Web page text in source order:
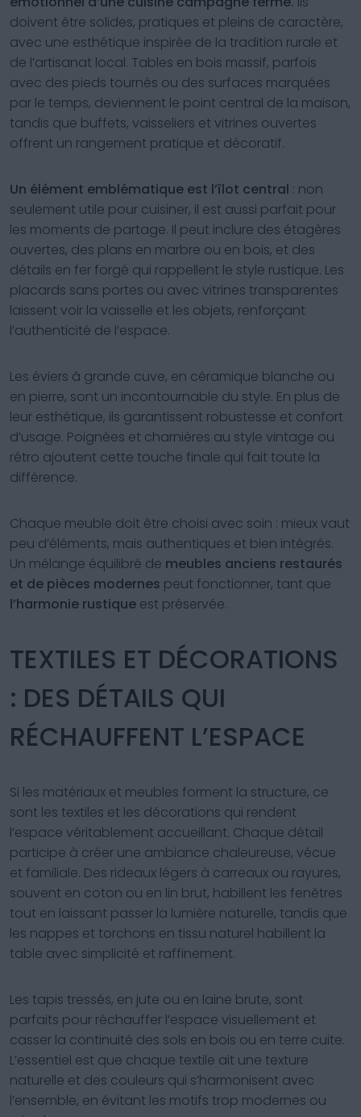
doivent être solides, pratiques et pleins de caractère,
avec une esthétique inspirée de la tradition rurale et
de l’artisanat local. Tables en bois massif, parfois
avec des pieds tournés ou des surfaces marquées
par le temps, deviennent le point central de la maison,
tandis que buffets, vaisseliers et vitrines ouvertes
offrent un rangement pratique et décoratif.
Un élément emblématique est l’îlot central : non
seulement utile pour cuisiner, il est aussi parfait pour
les moments de partage. Il peut inclure des étagères
ouvertes, des plans en marbre ou en bois, et des
détails en fer forgé qui rappellent le style rustique. Les
placards sans portes ou avec vitrines transparentes
laissent voir la vaisselle et les objets, renforçant
l’authenticité de l’espace.
Les éviers à grande cuve, en céramique blanche ou
en pierre, sont un incontournable du style. En plus de
leur esthétique, ils garantissent robustesse et confort
d’usage. Poignées et charnières au style vintage ou
rétro ajoutent cette touche finale qui fait toute la
différence.
Chaque meuble doit être choisi avec soin : mieux vaut
peu d’éléments, mais authentiques et bien intégrés.
Un mélange équilibré de meubles anciens restaurés
et de pièces modernes peut fonctionner, tant que
l’harmonie rustique est préservée.
TEXTILES ET DÉCORATIONS
: DES DÉTAILS QUI
RÉCHAUFFENT L’ESPACE
Si les matériaux et meubles forment la structure, ce
sont les textiles et les décorations qui rendent
l’espace véritablement accueillant. Chaque détail
participe à créer une ambiance chaleureuse, vécue
et familiale. Des rideaux légers à carreaux ou rayures,
souvent en coton ou en lin brut, habillent les fenêtres
tout en laissant passer la lumière naturelle, tandis que
les nappes et torchons en tissu naturel habillent la
table avec simplicité et raffinement.
Les tapis tressés, en jute ou en laine brute, sont
parfaits pour réchauffer l’espace visuellement et
casser la continuité des sols en bois ou en terre cuite.
L’essentiel est que chaque textile ait une texture
naturelle et des couleurs qui s’harmonisent avec
l’ensemble, en évitant les motifs trop modernes ou